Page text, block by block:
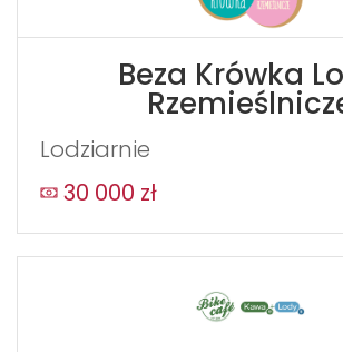
Beza Krówka
Lodziarnie
30 000 zł